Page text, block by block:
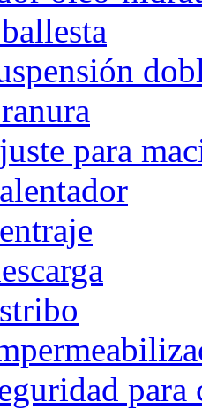
para
para